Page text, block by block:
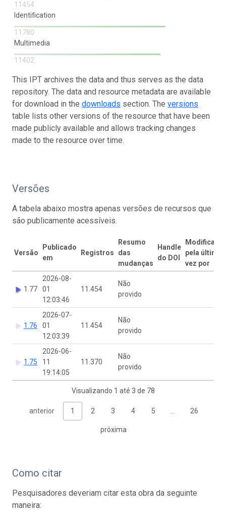
11454
Identification
11780
Multimedia
11402
This IPT archives the data and thus serves as the data
repository. The data and resource metadata are available
for download in the downloads section. The versions
table lists other versions of the resource that have been
made publicly available and allows tracking changes
made to the resource over time.
Versões
A tabela abaixo mostra apenas versões de recursos que
são publicamente acessíveis.
Versão
Publicado
em
Registros
Resumo
das
mudanças
Handle
do DOI
Modificado
pela última
vez por
1.77
2026-08-
01
12:03:46
11.454
Não
provido
1.76
2026-07-
01
12:03:39
11.454
Não
provido
1.75
2026-06-
11
19:14:05
11.370
Não
provido
Visualizando 1 até 3 de 78
anterior 1 2 3 4 5 26
próxima
Como citar
Pesquisadores deveriam citar esta obra da seguinte
maneira: